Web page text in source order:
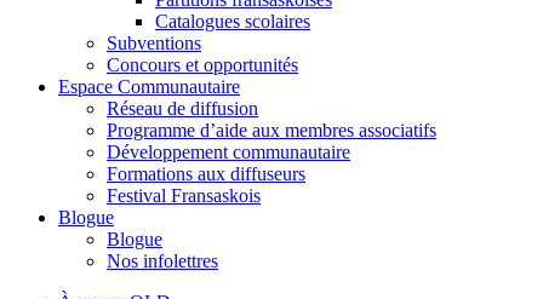
Catalogues scolaires
Subventions
Concours et opportunités
Espace Communautaire
Réseau de diffusion
Programme d’aide aux membres associatifs
Développement communautaire
Formations aux diffuseurs
Festival Fransaskois
Blogue
Blogue
Nos infolettres